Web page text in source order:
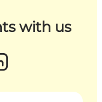
with us